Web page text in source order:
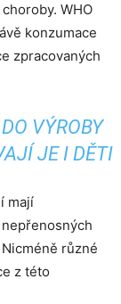
WHO
konzumace
zpracovaných
VÝROBY
JE I DĚTI
mají
různé
z této